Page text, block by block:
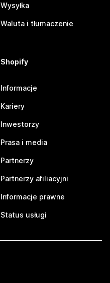
Wysyłka
Waluta i tłumaczenie
Shopify
Informacje
Kariery
Inwestorzy
Prasa i media
Partnerzy
Partnerzy afiliacyjni
Informacje prawne
Status usługi